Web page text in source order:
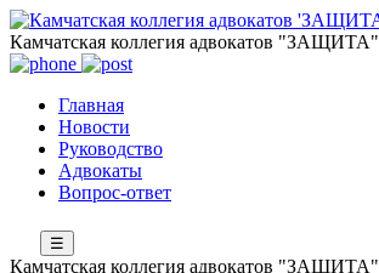
Камчатская коллегия адвокатов "ЗАЩИТА"
Главная
Новости
Руководство
Адвокаты
Вопрос-ответ
☰
Камчатская коллегия адвокатов "ЗАЩИТА"